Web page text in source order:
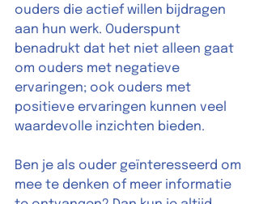
ouders die actief willen bijdragen
aan hun werk. Ouderspunt
benadrukt dat het niet alleen gaat
om ouders met negatieve
ervaringen; ook ouders met
positieve ervaringen kunnen veel
waardevolle inzichten bieden.
Ben je als ouder geïnteresseerd om
mee te denken of meer informatie